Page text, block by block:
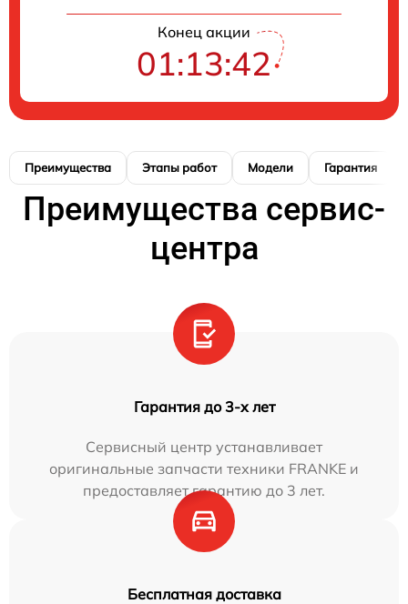
Конец акции
01:13:41
Преимущества Этапы работ Модели Гарантия
Преимущества сервис-
центра
Гарантия до 3-х лет
Сервисный центр устанавливает
оригинальные запчасти техники FRANKE и
предоставляет гарантию до 3 лет.
Бесплатная доставка